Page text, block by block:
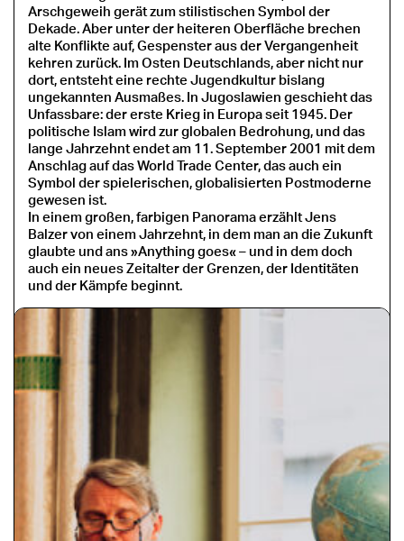
Arschgeweih gerät zum stilistischen Symbol der
Dekade. Aber unter der heiteren Oberfläche brechen
alte Konflikte auf, Gespenster aus der Vergangenheit
kehren zurück. Im Osten Deutschlands, aber nicht nur
dort, entsteht eine rechte Jugendkultur bislang
ungekannten Ausmaßes. In Jugoslawien geschieht das
Unfassbare: der erste Krieg in Europa seit 1945. Der
politische Islam wird zur globalen Bedrohung, und das
lange Jahrzehnt endet am 11. September 2001 mit dem
Anschlag auf das World Trade Center, das auch ein
Symbol der spielerischen, globalisierten Postmoderne
gewesen ist.
In einem großen, farbigen Panorama erzählt Jens
Balzer von einem Jahrzehnt, in dem man an die Zukunft
glaubte und ans »Anything goes« – und in dem doch
auch ein neues Zeitalter der Grenzen, der Identitäten
und der Kämpfe beginnt.